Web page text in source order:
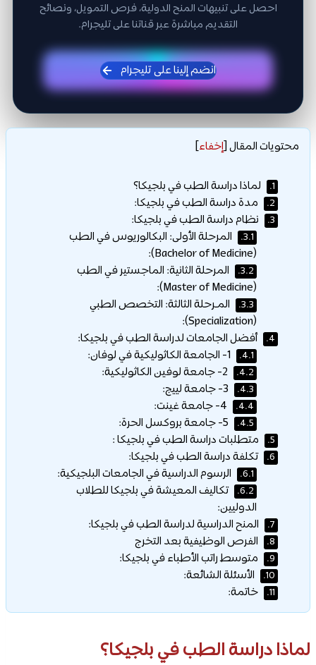
احصل على تنبيهات المنح الدولية، فرص التمويل، ونصائح
التقديم مباشرة عبر قناتنا على تليجرام.
انضم إلينا على تليجرام
محتويات المقال[إخفاء]
1. لماذا دراسة الطب في بلجيكا؟
2. مدة دراسة الطب في بلجيكا:
3. نظام دراسة الطب في بلجيكا:
3.1.
المرحلة الأولى: البكالوريوس في الطب
(Bachelor of Medicine):
3.2.
المرحلة الثانية: الماجستير في الطب
(Master of Medicine):
3.3.
المـرحلة الثالثة: التخصص الطبي
(Specialization):
4. أفضل الجامعات لدراسة الطب في بلجيكا:
4.1.
4.2.
4.3.
4.4.
4.5.
5. متطلبات دراسة الطب في بلجيكا :
6. تكلفة دراسة الطب في بلجيكا:
6.1. الرسوم الدراسية في الجامعات البلجيكية:
6.2.
تكاليف المعيشة في بلجيكا للطلاب
الدوليين:
7. المنح الدراسية لدراسة الطب في بلجيكا:
8. الفرص الوظيفية بعد التخرج
9. متوسط راتب الأطباء في بلجيكا:
10. الأسئلة الشائعة:
11. خاتمة:
لماذا دراسة الطب في بلجيكا؟